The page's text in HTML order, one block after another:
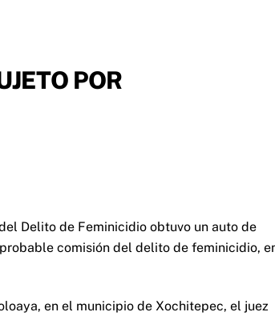
POR
Delito de Feminicidio obtuvo un auto de
comisión del delito de feminicidio,
en el municipio de Xochitepec, el juez